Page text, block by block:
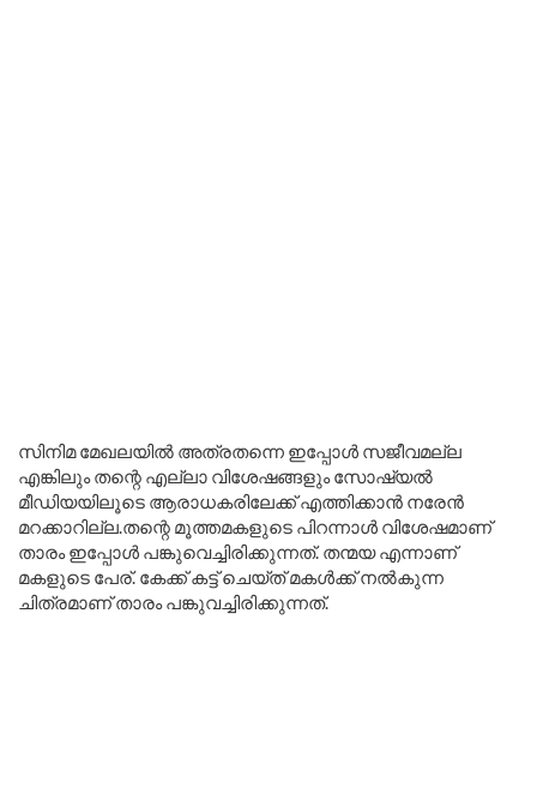
സിനിമ മേഖലയിൽ അത്രതന്നെ ഇപ്പോൾ സജീവമല്ല
എങ്കിലും തന്റെ എല്ലാ വിശേഷങ്ങളും സോഷ്യൽ
മീഡിയയിലൂടെ ആരാധകരിലേക്ക് എത്തിക്കാൻ നരേൻ
മറക്കാറില്ല.തന്റെ മൂത്തമകളുടെ പിറന്നാൾ വിശേഷമാണ്
താരം ഇപ്പോൾ പങ്കുവെച്ചിരിക്കുന്നത്. തന്മയ എന്നാണ്
മകളുടെ പേര്. കേക്ക് കട്ട് ചെയ്ത് മകൾക്ക് നൽകുന്ന
ചിത്രമാണ് താരം പങ്കുവച്ചിരിക്കുന്നത്.